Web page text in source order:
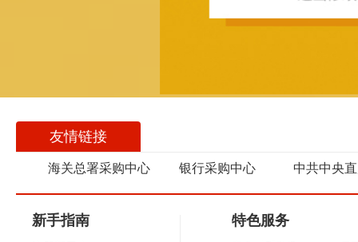
友情链接
海关总署采购中心 银行采购中心 中共中央
新手指南 特色服务